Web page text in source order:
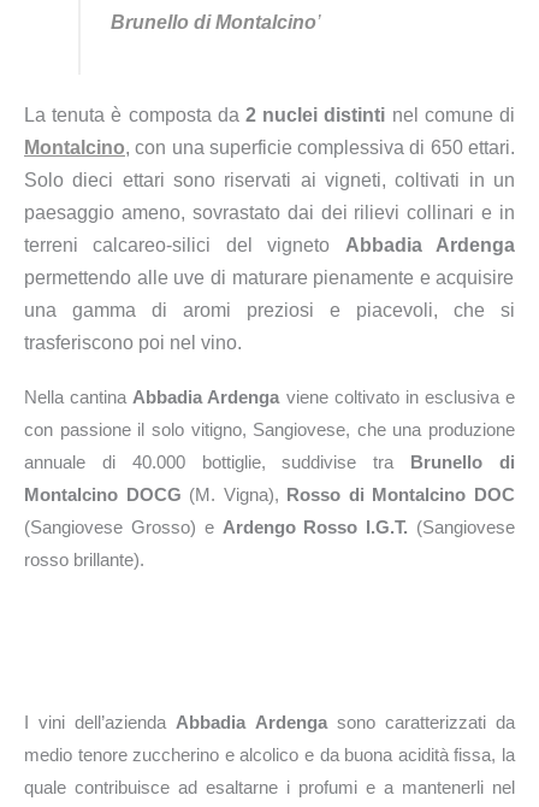
Brunello di Montalcino’
La tenuta è composta da 2 nuclei distinti nel comune di
Montalcino, con una superficie complessiva di 650 ettari.
Solo dieci ettari sono riservati ai vigneti, coltivati in un
paesaggio ameno, sovrastato dai dei rilievi collinari e in
terreni calcareo-silici del vigneto Abbadia Ardenga
permettendo alle uve di maturare pienamente e acquisire
una gamma di aromi preziosi e piacevoli, che si
trasferiscono poi nel vino.
Nella cantina Abbadia Ardenga viene coltivato in esclusiva e
con passione il solo vitigno, Sangiovese, che una produzione
annuale di 40.000 bottiglie, suddivise tra Brunello di
Montalcino DOCG (M. Vigna), Rosso di Montalcino DOC
(Sangiovese Grosso) e Ardengo Rosso I.G.T. (Sangiovese
rosso brillante).
I vini dell’azienda Abbadia Ardengasono caratterizzati da
medio tenore zuccherino e alcolico e da buona acidità fissa, la
quale contribuisce ad esaltarne i profumi e a mantenerli nel